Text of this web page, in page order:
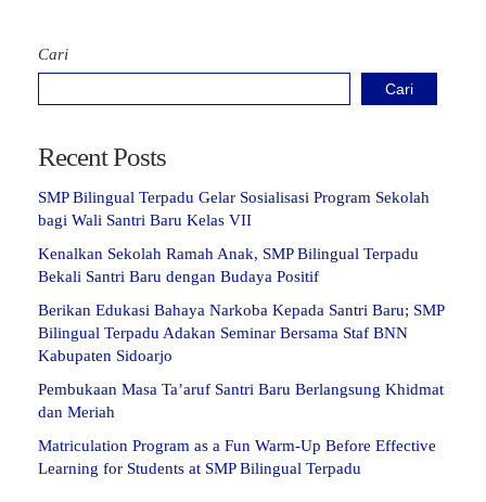
Cari
Cari
Recent Posts
SMP Bilingual Terpadu Gelar Sosialisasi Program Sekolah
bagi Wali Santri Baru Kelas VII
Kenalkan Sekolah Ramah Anak, SMP Bilingual Terpadu
Bekali Santri Baru dengan Budaya Positif
Berikan Edukasi Bahaya Narkoba Kepada Santri Baru; SMP
Bilingual Terpadu Adakan Seminar Bersama Staf BNN
Kabupaten Sidoarjo
Pembukaan Masa Ta’aruf Santri Baru Berlangsung Khidmat
dan Meriah
Matriculation Program as a Fun Warm-Up Before Effective
Learning for Students at SMP Bilingual Terpadu